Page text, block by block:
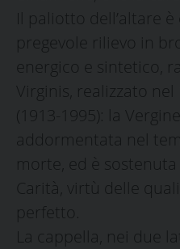
Il paliotto dell’altare
pregevole rilievo in
energico e sintetico,
Virginis, realizzato nel
(1913-1995): la
addormentata nel
morte, ed è sostenuta
Carità, virtù delle
perfetto.
La cappella, nei due